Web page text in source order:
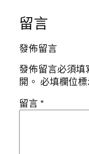
留言
發佈留言
發佈留言必須
開。 必填欄位
留言*